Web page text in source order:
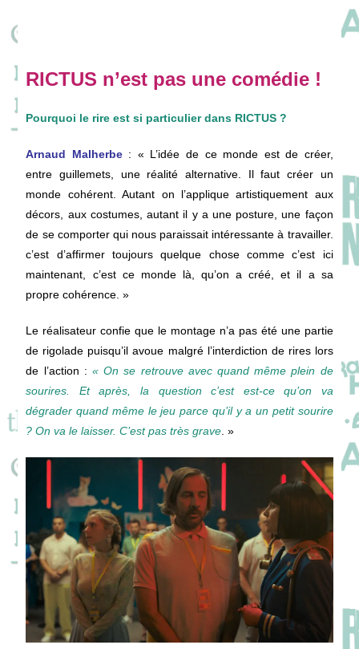
RICTUS n’est pas une comédie !
Pourquoi le rire est si particulier dans RICTUS ?
Arnaud Malherbe: « L’idéede ce monde est de créer,
entreguillemets, une réalitéalternative. Ilfaut créer un
monde cohérent.Autant on l’appliqueartistiquement aux
décors, aux costumes, autant il y a une posture,une façon
de se comporter qui nous paraissait intéressanteà travailler.
c’est d’affirmertoujoursquelque chose commec’est ici
maintenant, c’est ce monde là, qu’onacréé,et il a sa
proprecohérence. »
Le réalisateur confie que le montage n’a pas été une partie
de rigolade puisqu’il avoue malgré l’interdiction de rires lors
de l’action :« On se retrouve avec quand même plein de
sourires. Et après, la question c’est est-ce qu’on va
dégrader quand même le jeu parce qu’il y a un petit sourire
? On va le laisser. C’est pas très grave . »